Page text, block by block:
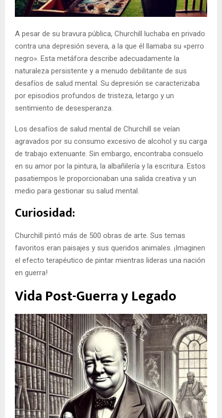
A pesar de su bravura pública, Churchill luchaba en privado
contra una depresión severa, a la que él llamaba su «perro
negro». Esta metáfora describe adecuadamente la
naturaleza persistente y a menudo debilitante de sus
desafíos de salud mental. Su depresión se caracterizaba
por episodios profundos de tristeza, letargo y un
sentimiento de desesperanza.
Los desafíos de salud mental de Churchill se veían
agravados por su consumo excesivo de alcohol y su carga
de trabajo extenuante. Sin embargo, encontraba consuelo
en su amor por la pintura, la albañilería y la escritura. Estos
pasatiempos le proporcionaban una salida creativa y un
medio para gestionar su salud mental.
Curiosidad:
Churchill pintó más de 500 obras de arte. Sus temas
favoritos eran paisajes y sus queridos animales. ¡Imaginen
el efecto terapéutico de pintar mientras lideras una nación
en guerra!
Vida Post-Guerra y Legado